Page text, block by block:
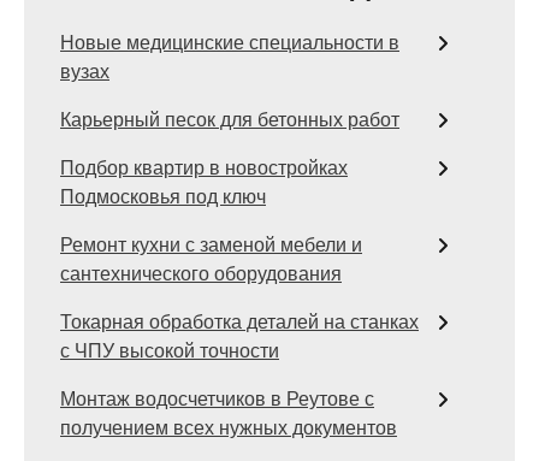
Новые медицинские специальности в
вузах
Карьерный песок для бетонных работ
Подбор квартир в новостройках
Подмосковья под ключ
Ремонт кухни с заменой мебели и
сантехнического оборудования
Токарная обработка деталей на станках
с ЧПУ высокой точности
Монтаж водосчетчиков в Реутове с
получением всех нужных документов